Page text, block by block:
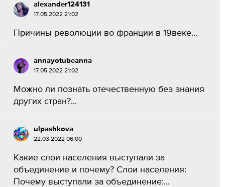
alexander124131
17.05.2022 21:02
Причины революции во франции в 19веке...
annayotubeanna
17.05.2022 21:02
Можно ли познать отечественную без знания
других стран?...
ulpashkova
22.03.2022 06:00
Какие слои населения выступали за
объединение и почему? Слои населения:
Почему выступали за объединение:...